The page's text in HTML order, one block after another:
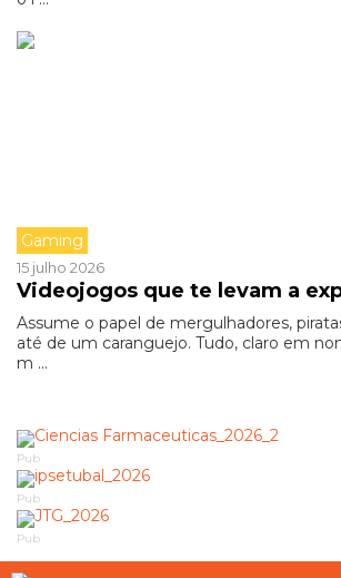
Gaming
15 julho 2026
Videojogos que te levam a
Assume o papel de mergulhadores,
até de um caranguejo. Tudo, claro em
m ...
Pub
Pub
Pub